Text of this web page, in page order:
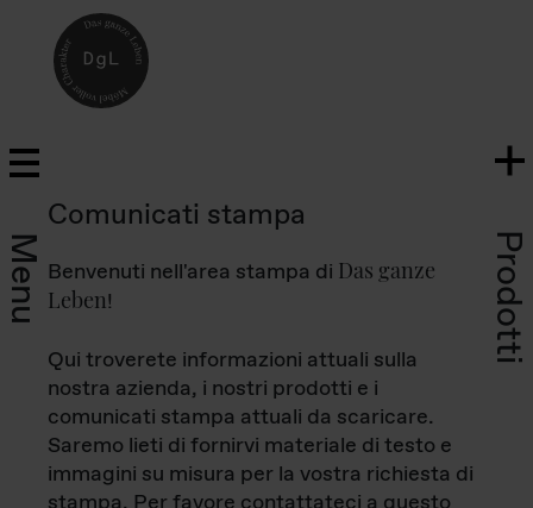
Menu Prodotti
Comunicati stampa
Benvenuti nell'area stampa di Das ganze
Leben!
Qui troverete informazioni attuali sulla
nostra azienda, i nostri prodotti e i
comunicati stampa attuali da scaricare.
Saremo lieti di fornirvi materiale di testo e
immagini su misura per la vostra richiesta di
stampa. Per favore contattateci a questo